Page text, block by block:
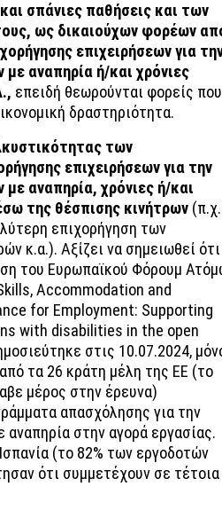
σπάνιες παθήσεις και των
ως δικαιούχων φορέων
επιχειρήσεων για
αναπηρία ή/και χρόνιες
επειδή θεωρούνται φορείς που
δραστηριότητα.
των
επιχειρήσεων για την
αναπηρία, χρόνιες ή/και
της θέσπισης κινήτρων (π.χ.
επιχορήγηση των
κ.α.). Αξίζει να σημειωθεί ότι
του Ευρωπαϊκού Φόρουμ
Accommodation and
for Employment: Supporting
with disabilities in the open
στις 10.07.2024,
τα 26 κράτη μέλη της ΕΕ (το
μέρος στην έρευνα)
απασχόλησης για την
στην αγορά εργασίας.
(το 82% των εργοδοτών
ότι συμμετέχουν σε τέτοια